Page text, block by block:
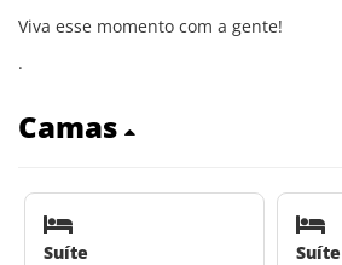
Viva esse momento com a gente!
.
Camas
Suíte Suíte